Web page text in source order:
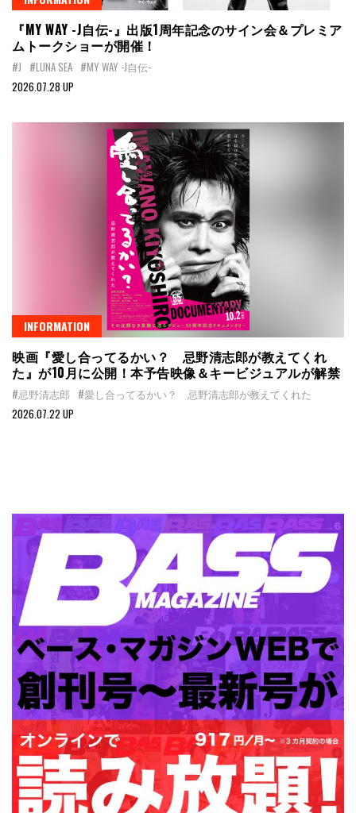
『MY WAY -J自伝-』出版1周年記念のサイン会＆プレミア
ムトークショーが開催！
#J #LUNA SEA #MY WAY -J自伝-
2026.07.28 UP
INFORMATION
映画『愛し合ってるかい？ 忌野清志郎が教えてくれ
た』が10月に公開！本予告映像＆キービジュアルが解禁
#忌野清志郎 #愛し合ってるかい？ 忌野清志郎が教えてくれた
2026.07.22 UP